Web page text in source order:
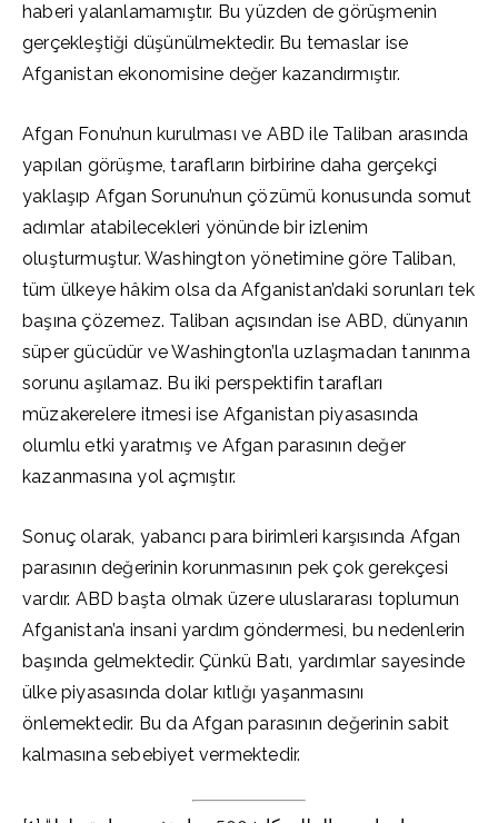
haberi yalanlamamıştır. Bu yüzden de görüşmenin
gerçekleştiği düşünülmektedir. Bu temaslar ise
Afganistan ekonomisine değer kazandırmıştır.
Afgan Fonu’nun kurulması ve ABD ile Taliban arasında
yapılan görüşme, tarafların birbirine daha gerçekçi
yaklaşıp Afgan Sorunu’nun çözümü konusunda somut
adımlar atabilecekleri yönünde bir izlenim
oluşturmuştur. Washington yönetimine göre Taliban,
tüm ülkeye hâkim olsa da Afganistan’daki sorunları tek
başına çözemez. Taliban açısından ise ABD, dünyanın
süper gücüdür ve Washington’la uzlaşmadan tanınma
sorunu aşılamaz. Bu iki perspektifin tarafları
müzakerelere itmesi ise Afganistan piyasasında
olumlu etki yaratmış ve Afgan parasının değer
kazanmasına yol açmıştır.
Sonuç olarak, yabancı para birimleri karşısında Afgan
parasının değerinin korunmasının pek çok gerekçesi
vardır. ABD başta olmak üzere uluslararası toplumun
Afganistan’a insani yardım göndermesi, bu nedenlerin
başında gelmektedir. Çünkü Batı, yardımlar sayesinde
ülke piyasasında dolar kıtlığı yaşanmasını
önlemektedir. Bu da Afgan parasının değerinin sabit
kalmasına sebebiyet vermektedir.